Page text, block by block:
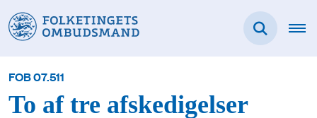
FOB 07.511
To af tre afskedigelser